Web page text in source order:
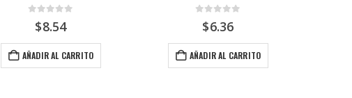
$6.36
AÑADIR AL CARRITO
$8.84
AÑADIR AL CARRITO